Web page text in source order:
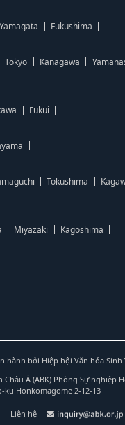
Yamagata
Fukushima
Tokyo Kanagawa
Fukui
Tokushima
Miyazaki
Kagoshima
hành bởi Hiệp hội Văn hóa Sinh
Châu Á (ABK) Phòng Sự nghiệp
ku Honkomagome 2-12-13
Liên hệ